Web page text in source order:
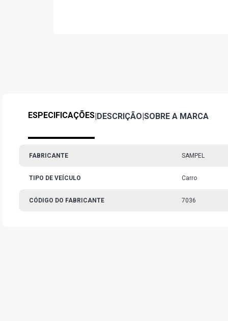
ESPECIFICAÇÕES|DESCRIÇÃO|SOBRE A MARCA
FABRICANTE SAMPEL
TIPO DE VEÍCULO Carro
CÓDIGO DO FABRICANTE 7036